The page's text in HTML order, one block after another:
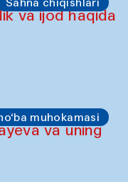
Sahna chiqishlari
va ijod haqida
muhokamasi
va uning